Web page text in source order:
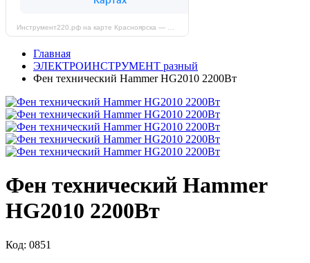
Главная
ЭЛЕКТРОИНСТРУМЕНТ разный
Фен технический Hammer HG2010 2200Вт
Фен технический Hammer
HG2010 2200Вт
Код: 0851